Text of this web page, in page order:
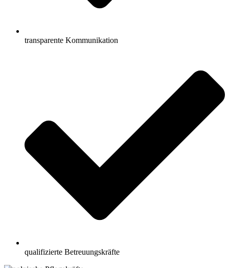
transparente Kommunikation
qualifizierte Betreuungskräfte